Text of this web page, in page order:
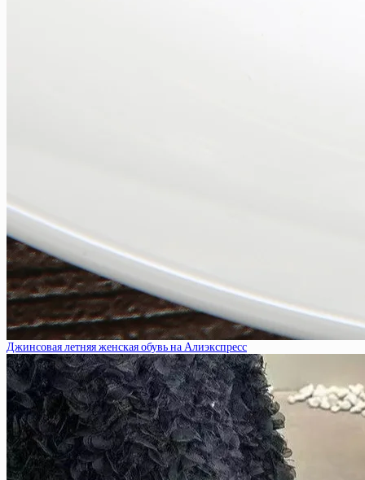
Джинсовая летняя женская обувь на Алиэкспресс